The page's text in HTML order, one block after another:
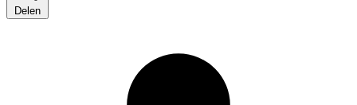
Delen